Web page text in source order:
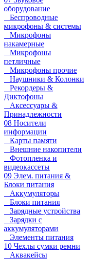
оборудование
Беспроводные
микрофоны & системы
Микрофоны
накамерные
Микрофоны
петличные
Микрофоны прочие
Наушники & Колонки
Рекордеры &
Диктофоны
Аксессуары &
Принадлежности
08 Носители
информации
Карты памяти
Внешние накопители
Фотопленка и
видеокассеты
09 Элем. питания &
Блоки питания
Аккумуляторы
Блоки питания
Зарядные устройства
Зарядки с
аккумуляторами
Элементы питания
10 Чехлы сумки ремни
Аквакейсы